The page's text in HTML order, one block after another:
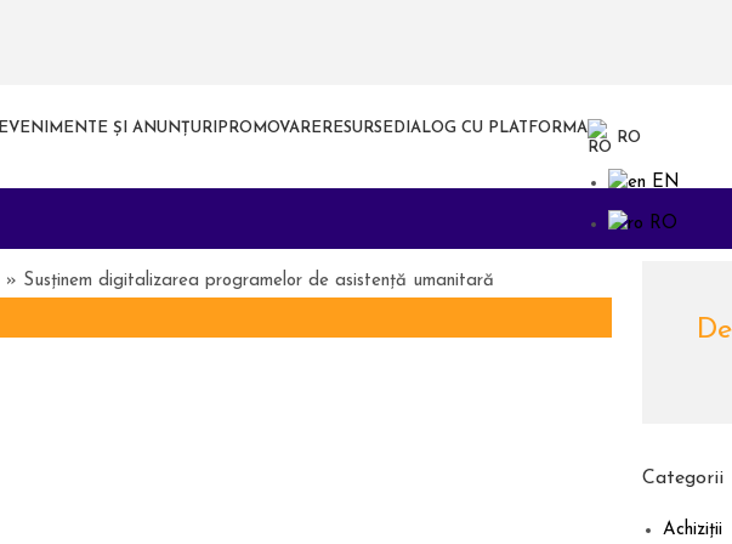
EVENIMENTE ȘI ANUNȚURI PROMOVARE RESURSE DIALOG CU PLATFORMA
RO
EN
RO
» Susținem digitalizarea programelor de asistență umanitară
Categorii
Achiziții